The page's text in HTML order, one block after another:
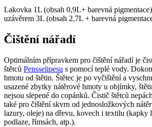
Lakovka 1L (obsah 0,9L+ barevná
uzávěrem 3L (obsah 2,7L + barevná
Čištění nářadí
Optimálním přípravkem pro čištění nářadí je
štětců Pensselipesu s pomocí teplé vody.
hmotu od štětin. Štětec je po vyčištění a
usazené zbytky nátěrové hmoty u objímky,
nejsou slepené do copánků. Čistič štětců
také pro čištění skvrn od jednosložkových
lazury, oleje) na dřevu, kovech i textilu (kapky
podlaze, římsách, atp.).